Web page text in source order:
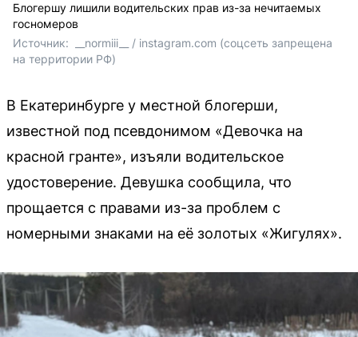
Блогершу лишили водительских прав из-за нечитаемых
госномеров
Источник:
__normiii__ / instagram.com (соцсеть запрещена
на территории РФ)
В Екатеринбурге у местной блогерши,
известной под псевдонимом «Девочка на
красной гранте», изъяли водительское
удостоверение. Девушка сообщила, что
прощается с правами из-за проблем с
номерными знаками на её золотых «Жигулях».